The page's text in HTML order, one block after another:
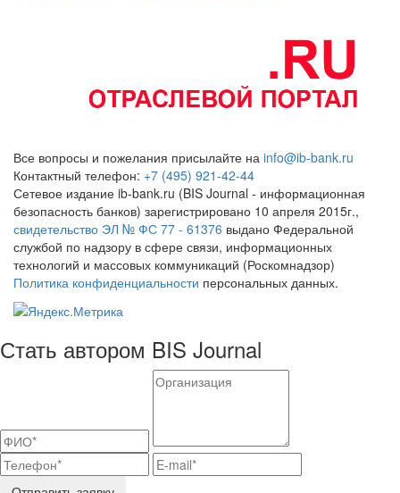
Все вопросы и пожелания присылайте на info@ib-bank.ru
Контактный телефон: +7 (495) 921-42-44
Сетевое издание ib-bank.ru (BIS Journal - информационная
безопасность банков) зарегистрировано 10 апреля 2015г.,
свидетельство ЭЛ № ФС 77 - 61376 выдано Федеральной
службой по надзору в сфере связи, информационных
технологий и массовых коммуникаций (Роскомнадзор)
Политика конфиденциальности персональных данных.
Стать автором BIS Journal